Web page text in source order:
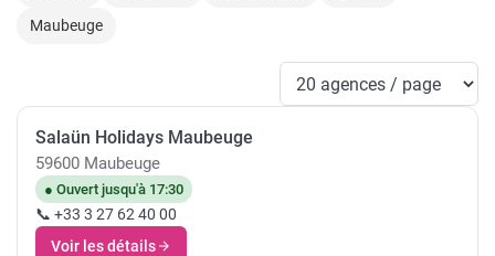
Maubeuge
Salaün Holidays Maubeuge
59600 Maubeuge
● Ouvert jusqu'à 17:30
📞 +33 3 27 62 40 00
Voir les détails